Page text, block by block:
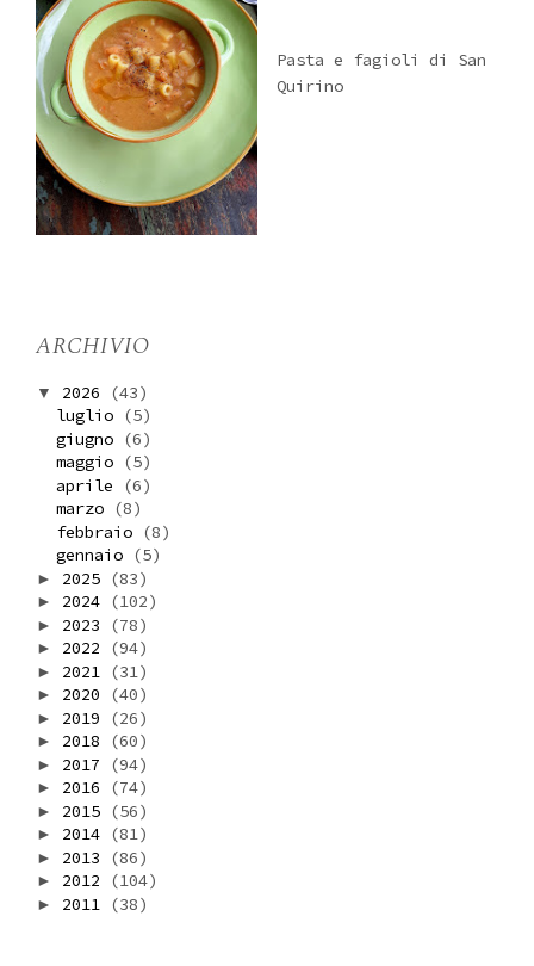
Pasta e fagioli di San
Quirino
ARCHIVIO
▼ 2026
(43)
luglio (5)
giugno (6)
maggio (5)
aprile
(6)
marzo (8)
febbraio (8)
gennaio (5)
► 2025 (83)
► 2024 (102)
► 2023 (78)
► 2022 (94)
► 2021 (31)
► 2020 (40)
► 2019 (26)
► 2018 (60)
► 2017 (94)
► 2016 (74)
► 2015 (56)
► 2014 (81)
► 2013 (86)
► 2012 (104)
► 2011 (38)